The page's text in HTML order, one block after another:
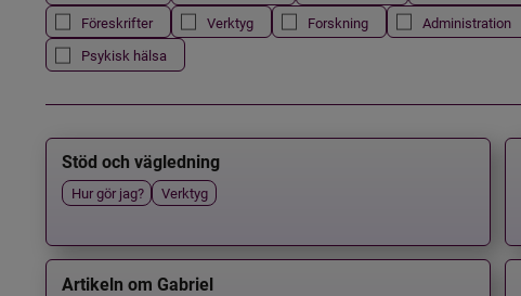
Föreskrifter
Verktyg Forskning Administration
Psykisk hälsa
Stöd och vägledning
Hur gör jag? Verktyg
Artikeln om Gabriel